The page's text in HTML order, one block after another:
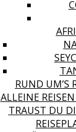
RUND UM’S
ALLEINE
TRAUST DU